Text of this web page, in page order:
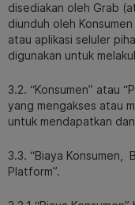
disediakan oleh Grab
diunduh oleh
atau aplikasi seluler
digunakan untuk
3.2. “Konsumen” atau
yang mengakses atau
untuk mendapatkan
3.3. “Biaya Konsumen,
Platform”.